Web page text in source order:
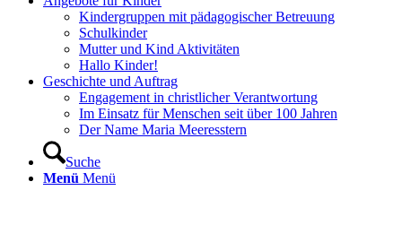
Kindergruppen mit pädagogischer Betreuung
Schulkinder
Mutter und Kind Aktivitäten
Hallo Kinder!
Geschichte und Auftrag
Engagement in christlicher Verantwortung
Im Einsatz für Menschen seit über 100 Jahren
Der Name Maria Meeresstern
Suche
Menü Menü